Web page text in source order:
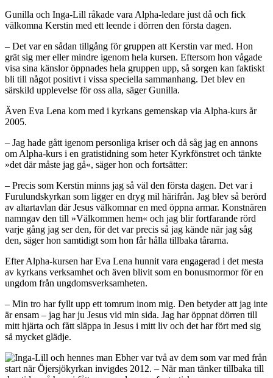
Gunilla och Inga-Lill råkade vara Alpha-ledare just då och fick
välkomna Kerstin med ett leende i dörren den första dagen.
– Det var en sådan tillgång för gruppen att Kerstin var med. Hon
grät sig mer eller mindre igenom hela kursen. Eftersom hon vågade
visa sina känslor öppnades hela gruppen upp, så sorgen kan faktiskt
bli till något positivt i vissa speciella sammanhang. Det blev en
särskild upplevelse för oss alla, säger Gunilla.
Även Eva Lena kom med i kyrkans gemenskap via Alpha-kurs år
2005.
– Jag hade gått igenom personliga kriser och då såg jag en annons
om Alpha-kurs i en gratistidning som heter Kyrkfönstret och tänkte
»det där måste jag gå«, säger hon och fortsätter:
– Precis som Kerstin minns jag så väl den första dagen. Det var i
Furulundskyrkan som ligger en dryg mil härifrån. Jag blev så berörd
av altartavlan där Jesus välkomnar en med öppna armar. Konstnären
namngav den till »Välkommen hem« och jag blir fortfarande rörd
varje gång jag ser den, för det var precis så jag kände när jag såg
den, säger hon samtidigt som hon får hålla tillbaka tårarna.
Efter Alpha-kursen har Eva Lena hunnit vara engagerad i det mesta
av kyrkans verksamhet och även blivit som en bonusmormor för en
ungdom från ungdomsverksamheten.
– Min tro har fyllt upp ett tomrum inom mig. Den betyder att jag inte
är ensam – jag har ju Jesus vid min sida. Jag har öppnat dörren till
mitt hjärta och fått släppa in Jesus i mitt liv och det har fört med sig
så mycket glädje.